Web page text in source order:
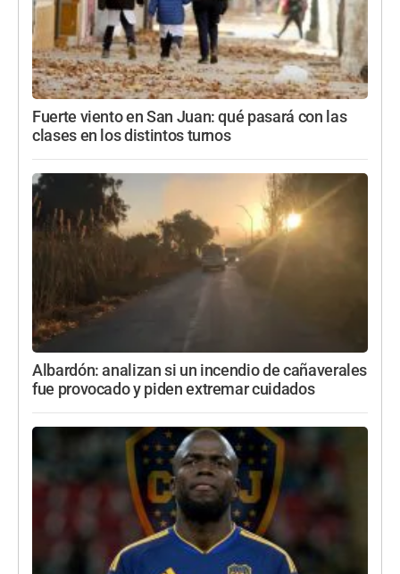
Fuerte viento en San Juan: qué pasará con las
clases en los distintos turnos
Albardón: analizan si un incendio de cañaverales
fue provocado y piden extremar cuidados